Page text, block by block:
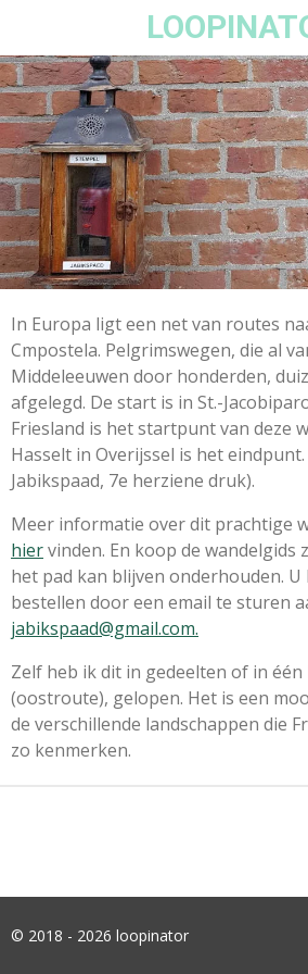
naar
de
hoofdinhoud
In Europa ligt een net van routes
Cmpostela. Pelgrimswegen, die al
Middeleeuwen door honderden,
afgelegd. De start is in St.-
Friesland is het startpunt van deze
Hasselt in Overijssel is het
Jabikspaad, 7e herziene druk).
Meer informatie over dit prachtige
hiervinden. En koop de wandelgids
het pad kan blijven onderhouden. U
bestellen door een email te sturen
jabikspaad@gmail.com.
Zelf heb ik dit in gedeelten of in
(oostroute), gelopen. Het is een
de verschillende landschappen die
zo kenmerken.
© 2018 - 2026 loopinator